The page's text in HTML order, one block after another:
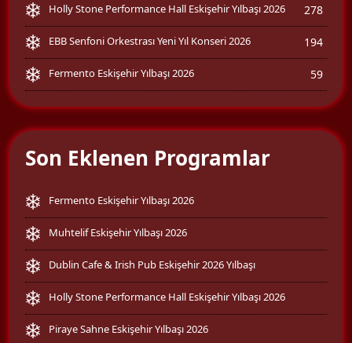
Holly Stone Performance Hall Eskişehir Yılbaşı 2026 278
EBB Senfoni Orkestrası Yeni Yıl Konseri 2026 194
Fermento Eskişehir Yılbaşı 2026 59
Son Eklenen Programlar
Fermento Eskişehir Yılbaşı 2026
Muhtelif Eskişehir Yılbaşı 2026
Dublin Cafe & Irish Pub Eskişehir 2026 Yılbaşı
Holly Stone Performance Hall Eskişehir Yılbaşı 2026
Piraye Sahne Eskişehir Yılbaşı 2026